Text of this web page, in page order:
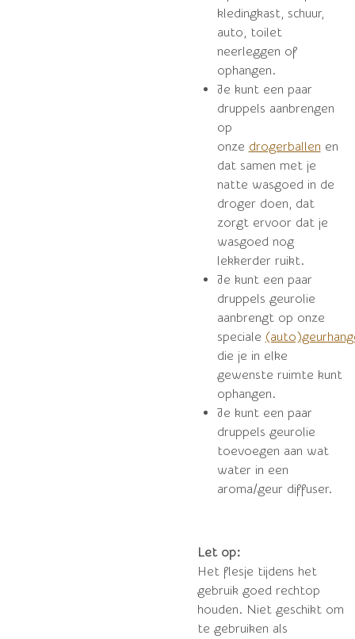
kledingkast, schuur,
auto, toilet
neerleggen of
ophangen.
Je kunt een paar
druppels aanbrengen
op
onze drogerballen en
dat samen met je
natte wasgoed in de
droger doen, dat
zorgt ervoor dat je
wasgoed nog
lekkerder ruikt.
Je kunt een paar
druppels geurolie
aanbrengt op onze
speciale
die je in elke
gewenste ruimte kunt
ophangen.
Je kunt een paar
druppels geurolie
toevoegen aan wat
water in een
aroma/geur diffuser.
Let op:
Het flesje tijdens het
gebruik goed rechtop
houden. Niet geschikt om
te gebruiken als